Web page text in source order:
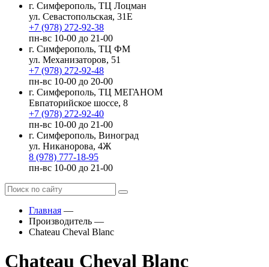
г. Симферополь, ТЦ Лоцман
ул. Севастопольская, 31Е
+7 (978) 272-92-38
пн-вс 10-00 до 21-00
г. Симферополь, ТЦ ФМ
ул. Механизаторов, 51
+7 (978) 272-92-48
пн-вс 10-00 до 20-00
г. Симферополь, ТЦ МЕГАНОМ
Евпаторийское шоссе, 8
+7 (978) 272-92-40
пн-вс 10-00 до 21-00
г. Симферополь, Виноград
ул. Никанорова, 4Ж
8 (978) 777-18-95
пн-вс 10-00 до 21-00
Главная —
Производитель —
Chateau Cheval Blanc
Chateau Cheval Blanc